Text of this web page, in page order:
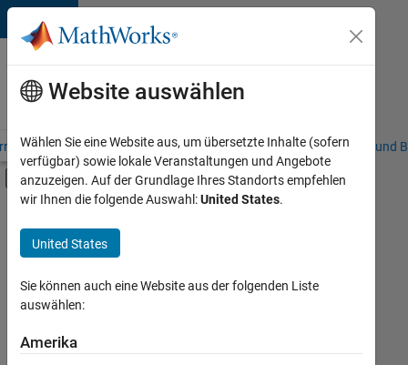
Weiter zum Inhalt
Karriere
bei
MathWorks
– Übersicht Stellensuche Niederlassungen Studierende und
Umschaltung für Off-Canvas-
Hauptinhalt
Business Applications and Tools
Release Engineering
Technical Writing
+2
Derzeit
Website auswählen
Wählen Sie eine Website aus, um übersetzte Inhalte (sofern
verfügbar) sowie lokale Veranstaltungen und Angebote
anzuzeigen. Auf der Grundlage Ihres Standorts empfehlen
wir Ihnen die folgende Auswahl:United States.
United States
Sie können auch eine Website aus der folgenden Liste
auswählen:
Amerika